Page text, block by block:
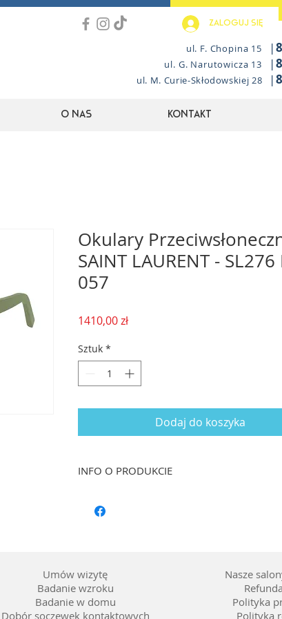
Zaloguj się
ul. F. Chopina 15
ul. G. Narutowicza 13
ul. M. Curie-Skłodowskiej 28
|
|
|
O nas Kontakt
Okulary
SAINT LAURENT - SL276
057
1410,00 złCena
Sztuk *
Dodaj do koszyka
INFO O PRODUKCIE
Kształt: Geometryczny prostokąt/Kocie oko
Umów wizytę
Badanie wzroku
Badanie w domu
Dobór soczewek kontaktowych
Nasze
Polityka
Polityka